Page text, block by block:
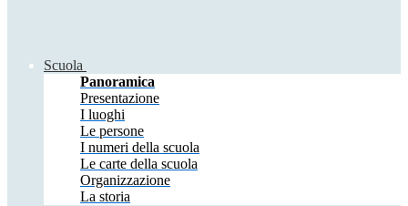
Scuola
Panoramica
Presentazione
I luoghi
Le persone
I numeri della scuola
Le carte della scuola
Organizzazione
La storia